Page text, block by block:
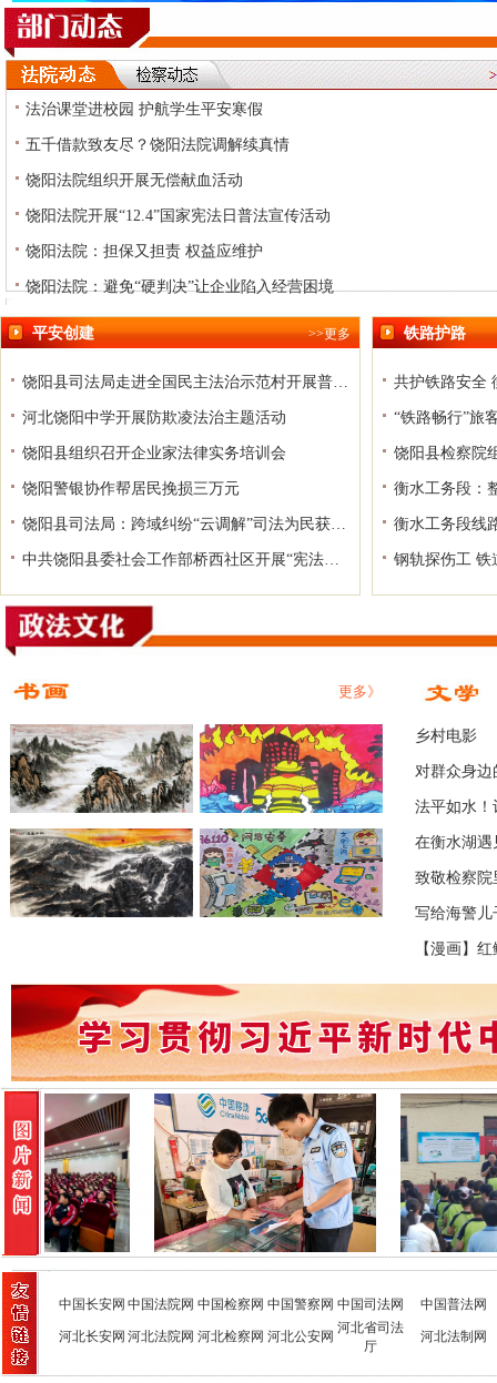
法治课堂进校园 护航学生平安寒假
五千借款致友尽？饶阳法院调解续真情
饶阳法院组织开展无偿献血活动
饶阳法院开展“12.4”国家宪法日普法宣传活动
饶阳法院：担保又担责 权益应维护
饶阳法院：避免“硬判决”让企业陷入经营困境
平安创建 >>更多
饶阳县司法局走进全国民主法治示范村开展普法宣传
河北饶阳中学开展防欺凌法治主题活动
饶阳县组织召开企业家法律实务培训会
饶阳警银协作帮居民挽损三万元
饶阳县司法局：跨域纠纷“云调解”司法为民获赞扬
中共饶阳县委社会工作部桥西社区开展“宪法进万家 邻里享安康”宪法宣传周活动
铁路护路
共护铁路安全
“铁路畅行”旅
饶阳县检察院
衡水工务段：
钢轨探伤工 铁
更多》
乡村电影
对群众身边
法平如水！
在衡水湖遇
致敬检察院
写给海警儿
【漫画】
中国长安网 中国法院网 中国检察网 中国警察网 中国司法网 中国普法网
河北长安网 河北法院网 河北检察网 河北公安网
河北省司法
厅
河北法制网